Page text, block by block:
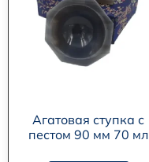
Агатовая ступка с
пестом 90 мм 70 мл